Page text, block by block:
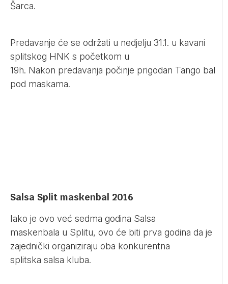
Šarca.
Predavanje će se održati u nedjelju 31.1. u kavani
splitskog HNK s početkom u
19h. Nakon predavanja počinje prigodan Tango bal
pod maskama.
Salsa Split maskenbal 2016
Iako je ovo već sedma godina Salsa
maskenbala u Splitu, ovo će biti prva godina da je
zajednički organiziraju oba konkurentna
splitska salsa kluba.